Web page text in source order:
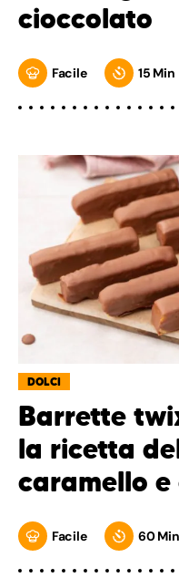
cioccolato
Facile 15 Min
DOLCI
Barrette
la ricetta
caramello
Facile 60 Min